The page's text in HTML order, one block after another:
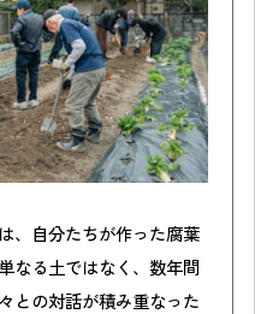
、自分たちが作った腐葉
なる土ではなく、数年間
との対話が積み重なった